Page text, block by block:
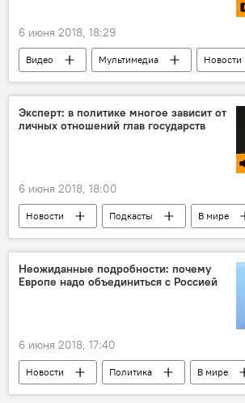
переговоры
6 июня 2018, 18:29
Видео Мультимедиа
Новости
Россия
США
Владимир Путин
атомная война
Эксперт: в политике многое зависит от
личных отношений глав государств
6 июня 2018, 18:00
Новости Подкасты
В мире
Сказано в эфире
Вячеслав Смирнов
отношения
Владимир Путин
Си Цзиньпин
Неожиданные подробности: почему
Европе надо объединиться с Россией
6 июня 2018, 17:40
Новости Политика
В мире
Россия
Брюссель
Москва